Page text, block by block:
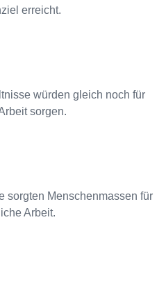
erreicht.
würden gleich noch für
sorgen.
sorgten Menschenmassen für
Arbeit.